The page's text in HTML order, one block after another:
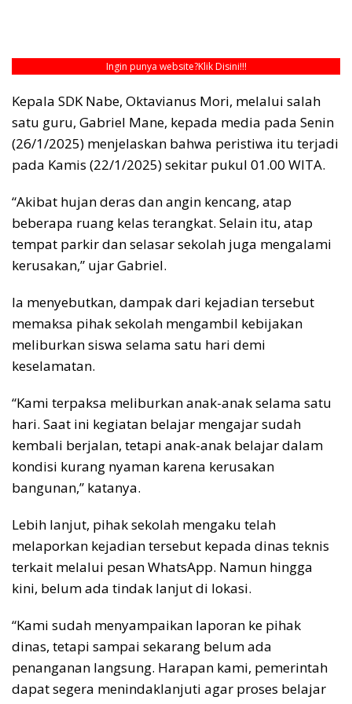
Ingin punya website?Klik Disini!!!
Kepala SDK Nabe, Oktavianus Mori, melalui salah
satu guru, Gabriel Mane, kepada media pada Senin
(26/1/2025) menjelaskan bahwa peristiwa itu terjadi
pada Kamis (22/1/2025) sekitar pukul 01.00 WITA.
“Akibat hujan deras dan angin kencang, atap
beberapa ruang kelas terangkat. Selain itu, atap
tempat parkir dan selasar sekolah juga mengalami
kerusakan,” ujar Gabriel.
Ia menyebutkan, dampak dari kejadian tersebut
memaksa pihak sekolah mengambil kebijakan
meliburkan siswa selama satu hari demi
keselamatan.
“Kami terpaksa meliburkan anak-anak selama satu
hari. Saat ini kegiatan belajar mengajar sudah
kembali berjalan, tetapi anak-anak belajar dalam
kondisi kurang nyaman karena kerusakan
bangunan,” katanya.
Lebih lanjut, pihak sekolah mengaku telah
melaporkan kejadian tersebut kepada dinas teknis
terkait melalui pesan WhatsApp. Namun hingga
kini, belum ada tindak lanjut di lokasi.
“Kami sudah menyampaikan laporan ke pihak
dinas, tetapi sampai sekarang belum ada
penanganan langsung. Harapan kami, pemerintah
dapat segera menindaklanjuti agar proses belajar